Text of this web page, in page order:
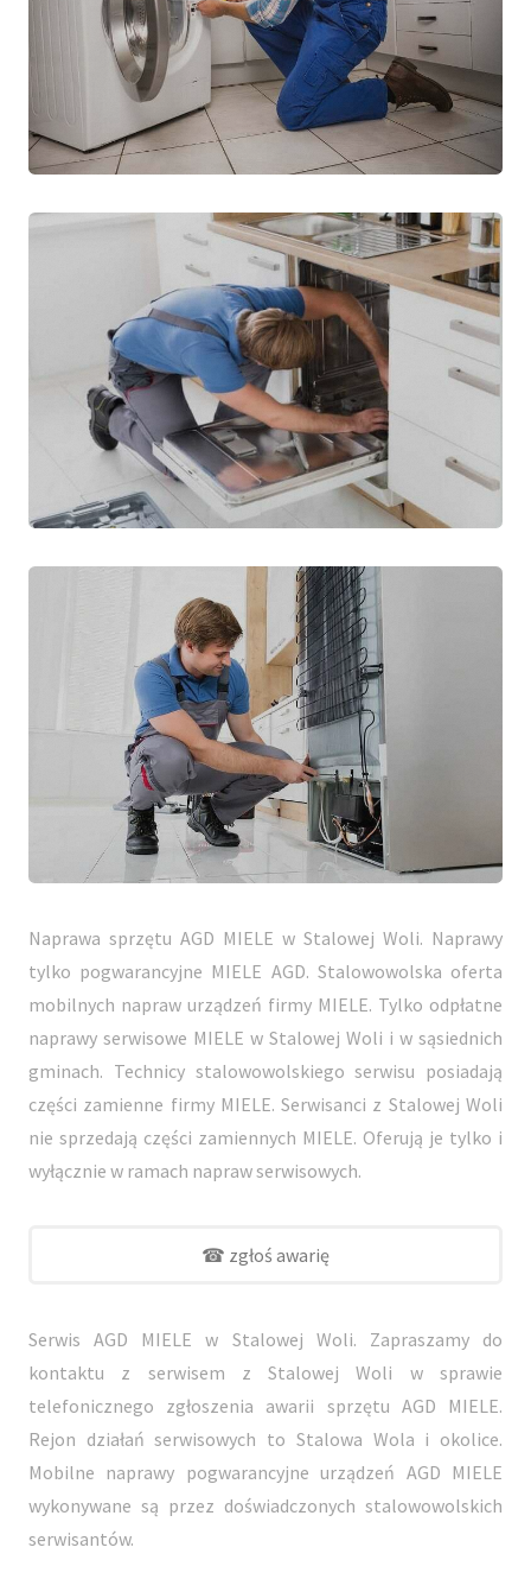
Naprawa sprzętu AGD MIELE w Stalowej Woli. Naprawy
tylko pogwarancyjne MIELE AGD. Stalowowolska oferta
mobilnych napraw urządzeń firmy MIELE. Tylko odpłatne
naprawy serwisowe MIELE w Stalowej Woli i w sąsiednich
gminach. Technicy stalowowolskiego serwisu posiadają
części zamienne firmy MIELE. Serwisanci z Stalowej Woli
nie sprzedają części zamiennych MIELE. Oferują je tylko i
wyłącznie w ramach napraw serwisowych.
☎ zgłoś awarię
Serwis AGD MIELE w Stalowej Woli. Zapraszamy do
kontaktu z serwisem z Stalowej Woli w sprawie
telefonicznego zgłoszenia awarii sprzętu AGD MIELE.
Rejon działań serwisowych to Stalowa Wola i okolice.
Mobilne naprawy pogwarancyjne urządzeń AGD MIELE
wykonywane są przez doświadczonych stalowowolskich
serwisantów.